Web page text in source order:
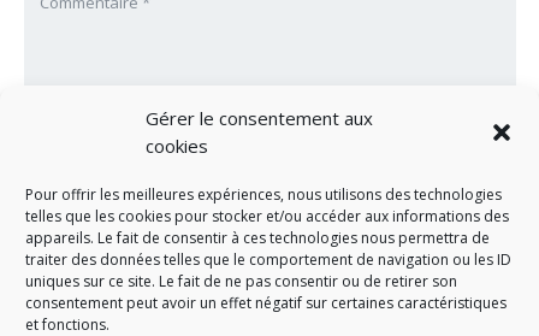
Gérer le consentement aux
cookies
Pour offrir les meilleures expériences, nous utilisons des technologies
telles que les cookies pour stocker et/ou accéder aux informations des
appareils. Le fait de consentir à ces technologies nous permettra de
traiter des données telles que le comportement de navigation ou les ID
uniques sur ce site. Le fait de ne pas consentir ou de retirer son
consentement peut avoir un effet négatif sur certaines caractéristiques
et fonctions.
LAISSER UN COMMENTAIRE